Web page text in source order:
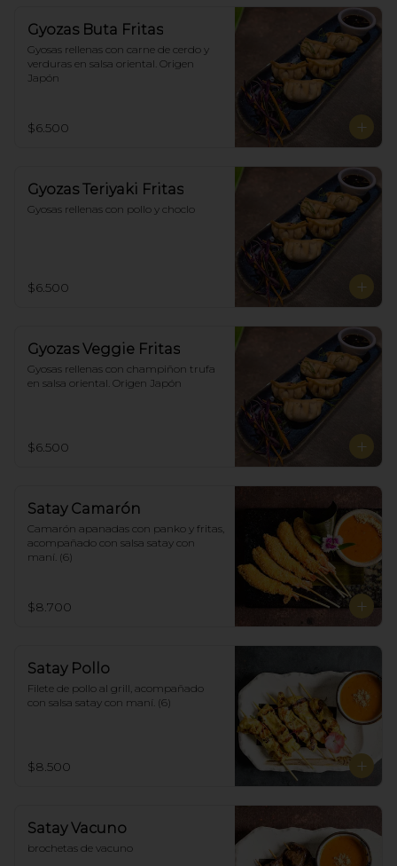
Gyozas Buta Fritas
Gyosas rellenas con carne de cerdo y
verduras en salsa oriental. Origen
Japón
$6.500
Gyozas Teriyaki Fritas
Gyosas rellenas con pollo y choclo
$6.500
Gyozas Veggie Fritas
Gyosas rellenas con champiñon trufa
en salsa oriental. Origen Japón
$6.500
Satay Camarón
Camarón apanadas con panko y fritas,
acompañado con salsa satay con
maní. (6)
$8.700
Satay Pollo
Filete de pollo al grill, acompañado
con salsa satay con maní. (6)
$8.500
Satay Vacuno
brochetas de vacuno